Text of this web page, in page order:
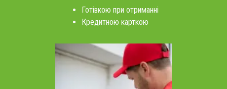
Готівкою при отриманні
Кредитною карткою